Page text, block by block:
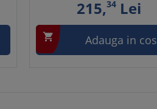
215,34Lei
 Adauga in cos